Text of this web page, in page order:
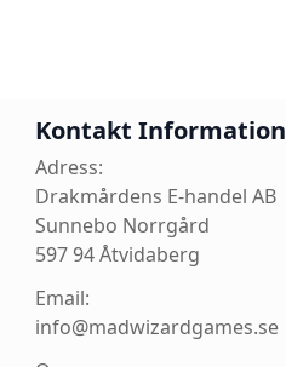
Kontakt Information
Adress:
Drakmårdens E-handel AB
Sunnebo Norrgård
597 94 Åtvidaberg
Email:
info@madwizardgames.se